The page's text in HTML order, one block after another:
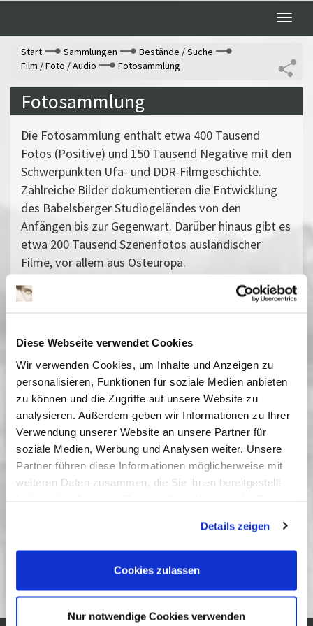
Diese Webseite verwendet Cookies
Wir verwenden Cookies, um Inhalte und Anzeigen zu
personalisieren, Funktionen für soziale Medien anbieten
zu können und die Zugriffe auf unsere Website zu
analysieren. Außerdem geben wir Informationen zu Ihrer
Verwendung unserer Website an unsere Partner für
soziale Medien, Werbung und Analysen weiter. Unsere
Partner führen diese Informationen möglicherweise mit
weiteren Daten zusammen, die Sie ihnen bereitgestellt
Cookies, wenn Sie unsere Webseite weiterhin nutzen.
Details zeigen
Cookies zulassen
Nur notwendige Cookies verwenden
Toggle
Start
Sammlungen
Bestände / Suche
Film / Foto / Audio
Fotosammlung
Fotosammlung
Die Fotosammlung enthält etwa 400 Tausend
Fotos (Positive) und 150 Tausend Negative mit den
Schwerpunkten Ufa- und DDR-Filmgeschichte.
Zahlreiche Bilder dokumentieren die Entwicklung
des Babelsberger Studiogeländes von den
Anfängen bis zur Gegenwart. Darüber hinaus gibt es
etwa 200 Tausend Szenenfotos ausländischer
Filme, vor allem aus Osteuropa.
Ansprechpartnerin:
Renate Schmal
r.schmal(at)filmmuseum-potsdam.de
Informationen zur Benutzung des Bestandes
Szenen-, Werk- und Aushangfotos
Bilder von Festivals und Kinoereignissen
Bilder in Einzelsammlungen